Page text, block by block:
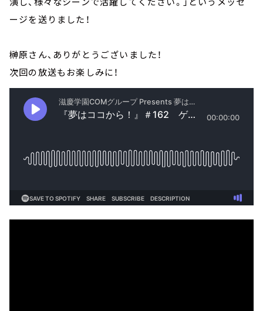
ージを送りました！
榊原さん、ありがとうございました！
次回の放送もお楽しみに！